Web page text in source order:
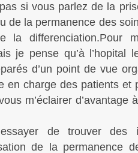
si vous parlez de la
de la permanence des
la differenciation.Pour
je pense qu’à l’hopital
d’un point de vue
en charge des patients et
m’éclairer d’avantage
de trouver des
de la permanence